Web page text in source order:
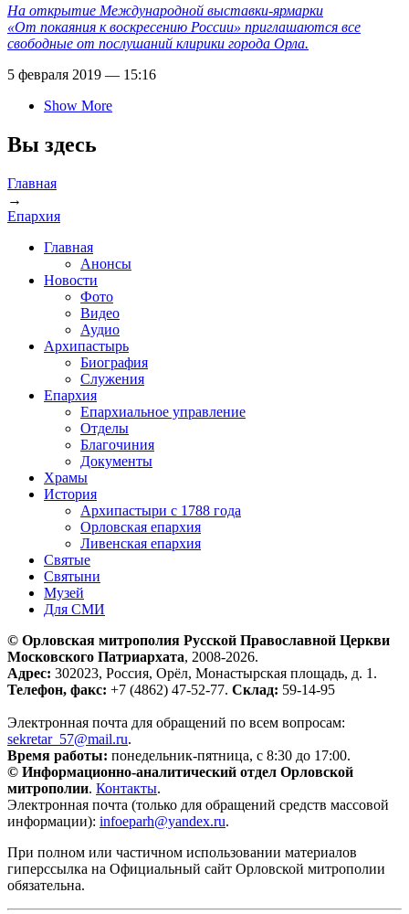
На открытие Международной выставки-ярмарки
«От покаяния к воскресению России» приглашаются все
свободные от послушаний клирики города Орла.
5 февраля 2019 — 15:16
Show More
Вы здесь
Главная
→
Епархия
Главная
Анонсы
Новости
Фото
Видео
Аудио
Архипастырь
Биография
Служения
Епархия
Епархиальное управление
Отделы
Благочиния
Документы
Храмы
История
Архипастыри с 1788 года
Орловская епархия
Ливенская епархия
Святые
Святыни
Музей
Для СМИ
© Орловская митрополия Русской Православной Церкви
Московского Патриархата, 2008-2026.
Адрес: 302023, Россия, Орёл, Монастырская площадь, д. 1.
Телефон, факс: +7 (4862) 47-52-77. Склад: 59-14-95
Электронная почта для обращений по всем вопросам:
sekretar_57@mail.ru.
Время работы: понедельник-пятница, с 8:30 до 17:00.
© Информационно-аналитический отдел Орловской
митрополии. Контакты.
Электронная почта (только для обращений средств массовой
информации): infoeparh@yandex.ru.
При полном или частичном использовании материалов
гиперссылка на Официальный сайт Орловской митрополии
обязательна.